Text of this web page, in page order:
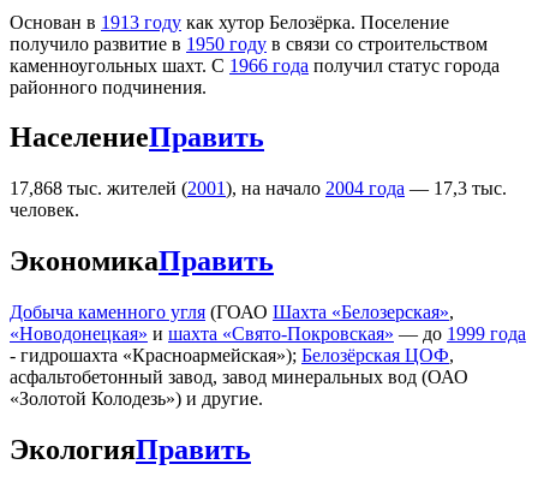
Основан в 1913 году как хутор Белозёрка. Поселение
получило развитие в 1950 году в связи со строительством
каменноугольных шахт. С 1966 года получил статус города
районного подчинения.
НаселениеПравить
17,868 тыс. жителей (2001), на начало 2004 года — 17,3 тыс.
человек.
ЭкономикаПравить
Добыча каменного угля (ГОАО Шахта «Белозерская»,
«Новодонецкая» и шахта «Свято-Покровская» — до 1999 года
- гидрошахта «Красноармейская»); Белозёрская ЦОФ,
асфальтобетонный завод, завод минеральных вод (ОАО
«Золотой Колодезь») и другие.
ЭкологияПравить